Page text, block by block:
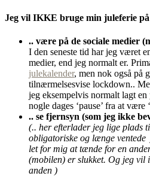
Jeg vil IKKE bruge min juleferie
.. være på de sociale medier
I den seneste tid har jeg været
medier, end jeg normalt er.
julekalender, men nok også på
tilnærmelsesvise lockdown..
jeg eksempelvis normalt lagt en
nogle dages ‘pause’ fra at
.. se fjernsyn (som jeg ikke
(.. her efterlader jeg lige plads
obligatoriske og længe
let for mig at tænde for en
(mobilen) er slukket. Og jeg vil
anden )